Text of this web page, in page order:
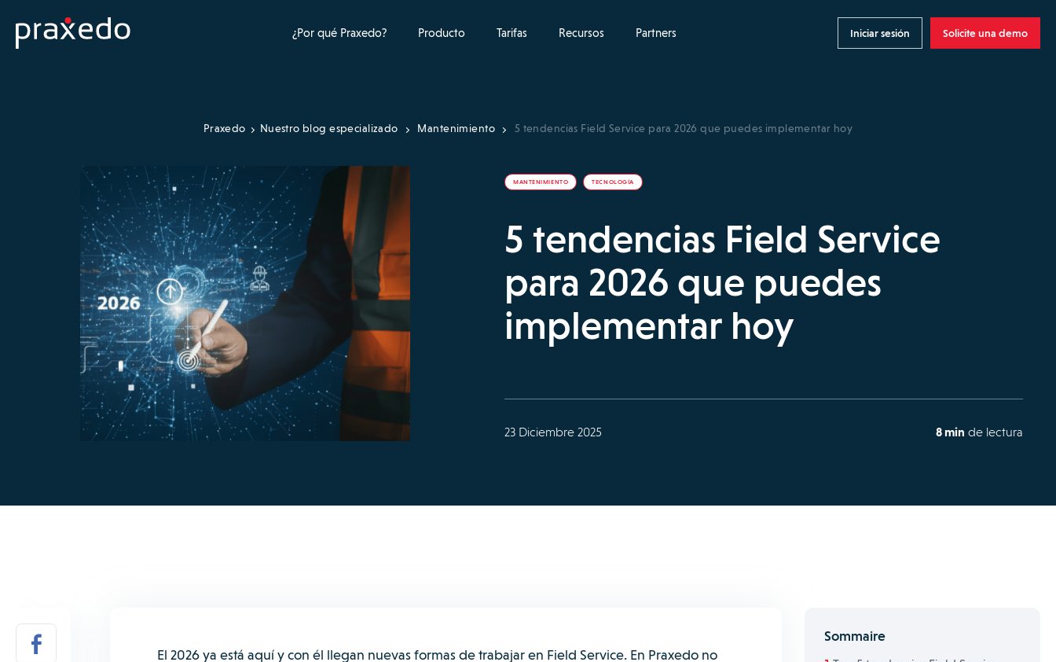
¿Por qué Praxedo? Producto Tarifas Recursos Partners Iniciar sesión Solicite una demo
Praxedo Nuestro blog especializado Mantenimiento 5 tendencias Field Service para 2026 que puedes implementar hoy
MANTENIMIENTO TECNOLOGÍA
5 tendencias Field Service
para 2026 que puedes
implementar hoy
23 Diciembre 2025 8 min de lectura
El 2026 ya está aquí y con él llegan nuevas formas de trabajar en Field Service. En Praxedo no
Sommaire